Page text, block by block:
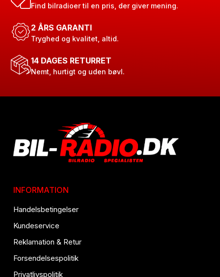
Find bilradioer til en pris, der giver mening.
2 ÅRS GARANTI
Tryghed og kvalitet, altid.
14 DAGES RETURRET
Nemt, hurtigt og uden bøvl.
INFORMATION
Handelsbetingelser
Kundeservice
Reklamation & Retur
Forsendelsespolitik
Privatlivspolitik